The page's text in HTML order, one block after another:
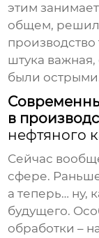
этим
общем, решил
производство
штука
были
в
нефтяного
Сейчас
сфере.
а теперь… ну,
будущего.
обработки –